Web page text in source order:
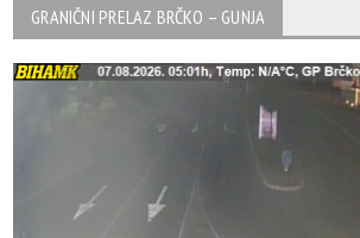
GRANIČNI PRELAZ BRČKO – GUNJA